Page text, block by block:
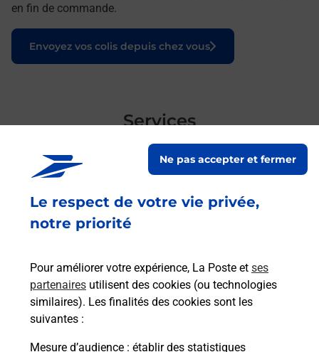
Le respect de votre vie privée,
notre priorité
Pour améliorer votre expérience, La Poste et ses
partenaires utilisent des cookies (ou technologies
similaires). Les finalités des cookies sont les
suivantes :
Mesure d’audience : établir des statistiques
Ne pas accepter et fermer
en fin de commande.
Envoyez vos colis depuis chez vous
Le lien s'ouvre dans un nouvel onglet
Services
En savoir plus
Acheter un iPhone neuf ou reconditionné
En